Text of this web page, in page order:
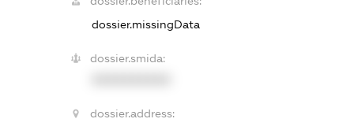
dossier.missingData
dossier.smida:
dossier.address: